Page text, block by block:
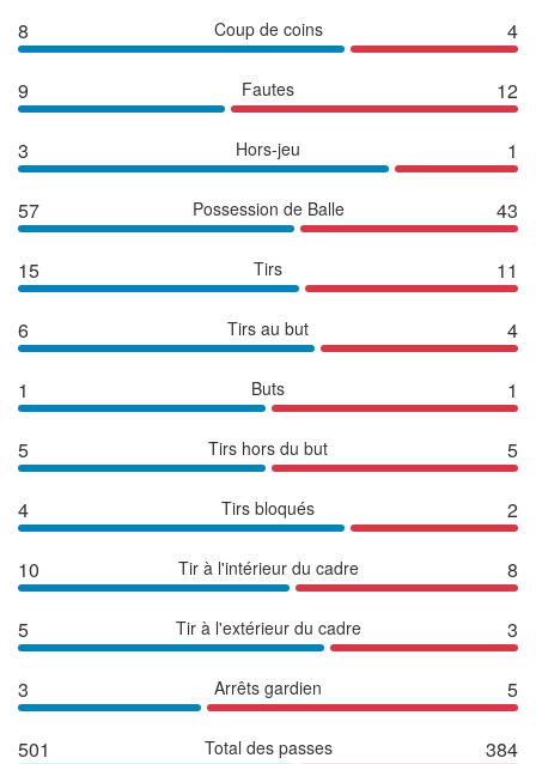
8 Coup de coins 4
9 Fautes 12
3 Hors-jeu 1
57 Possession de Balle 43
15 Tirs 11
6 Tirs au but 4
1 Buts 1
5 Tirs hors du but 5
4 Tirs bloqués 2
10 Tir à l'intérieur du cadre 8
5 Tir à l'extérieur du cadre 3
3 Arrêts gardien 5
501 Total des passes 384